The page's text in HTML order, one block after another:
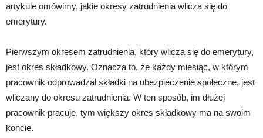
artykule omówimy, jakie okresy zatrudnienia wlicza się do
emerytury.
Pierwszym okresem zatrudnienia, który wlicza się do emerytury,
jest okres składkowy. Oznacza to, że każdy miesiąc, w którym
pracownik odprowadzał składki na ubezpieczenie społeczne, jest
wliczany do okresu zatrudnienia. W ten sposób, im dłużej
pracownik pracuje, tym większy okres składkowy ma na swoim
koncie.